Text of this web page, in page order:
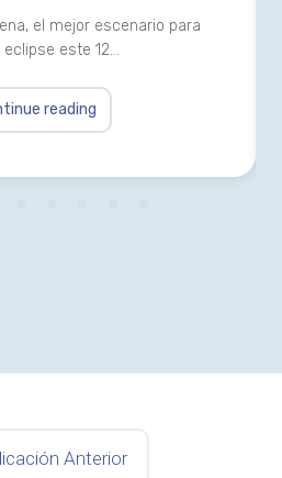
el mejor escenario para
este 12…
reading
Anterior